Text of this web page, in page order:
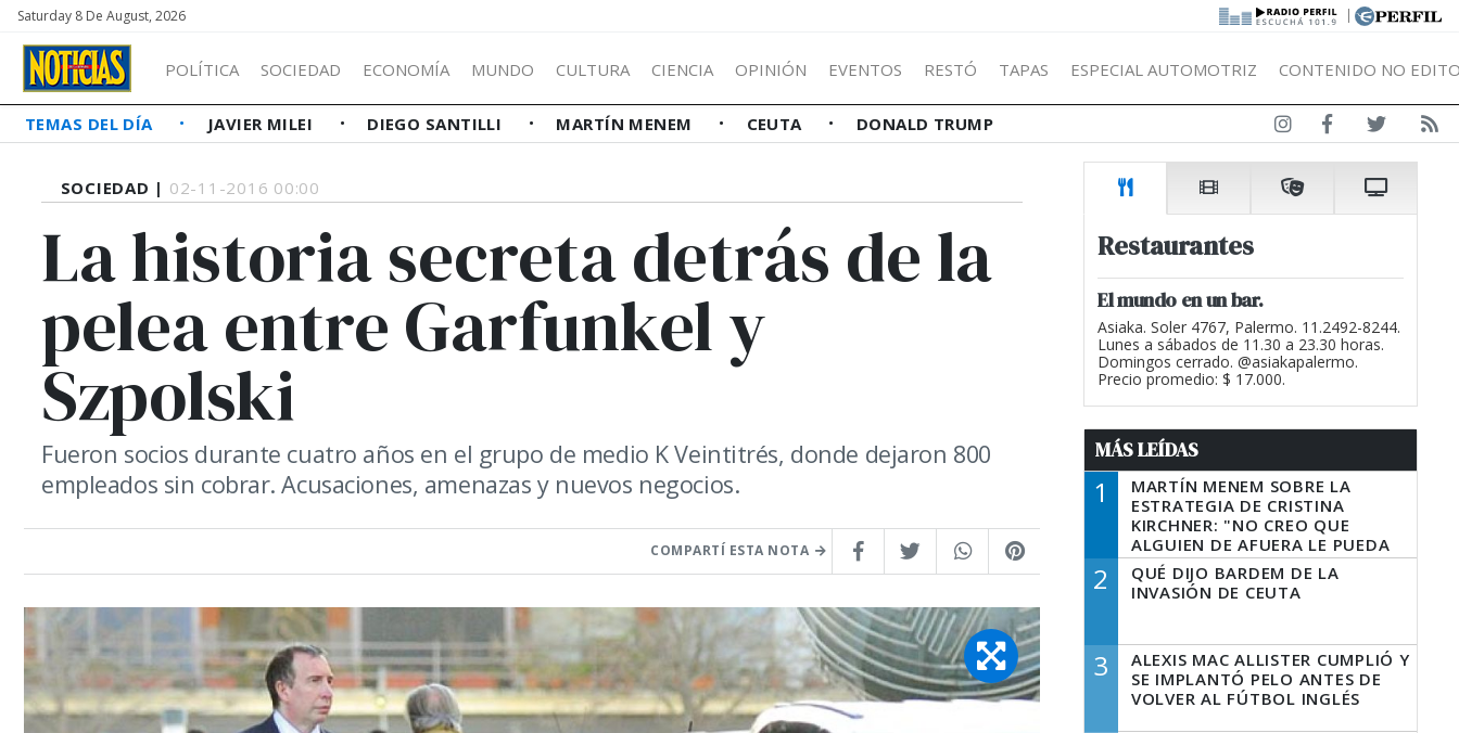
Saturday 8 De August, 2026 |
POLÍTICA SOCIEDAD ECONOMÍA MUNDO CULTURA CIENCIA OPINIÓN EVENTOS RESTÓ TAPAS ESPECIAL AUTOMOTRIZ CONTENIDO NO
TEMAS DEL DÍA JAVIER MILEI DIEGO SANTILLI MARTÍN MENEM CEUTA DONALD TRUMP
SOCIEDAD | 02-11-2016 00:00
La historia secreta detrás de la
pelea entre Garfunkel y
Szpolski
Fueron socios durante cuatro años en el grupo de medio K Veintitrés, donde dejaron 800
empleados sin cobrar. Acusaciones, amenazas y nuevos negocios.
COMPARTÍ ESTA NOTA
Restaurantes
El mundo en un bar.
Asiaka. Soler 4767, Palermo. 11.2492-8244.
Lunes a sábados de 11.30 a 23.30 horas.
Domingos cerrado. @asiakapalermo.
Precio promedio: $ 17.000.
MÁS LEÍDAS
1
MARTÍN MENEM SOBRE LA
ESTRATEGIA DE CRISTINA
KIRCHNER: "NO CREO QUE
ALGUIEN DE AFUERA LE PUEDA
DECIR A LA JUSTICIA LO QUE
TIENE QUE HACER"
2
QUÉ DIJO BARDEM DE LA
INVASIÓN DE CEUTA
3
ALEXIS MAC ALLISTER CUMPLIÓ Y
SE IMPLANTÓ PELO ANTES DE
VOLVER AL FÚTBOL INGLÉS